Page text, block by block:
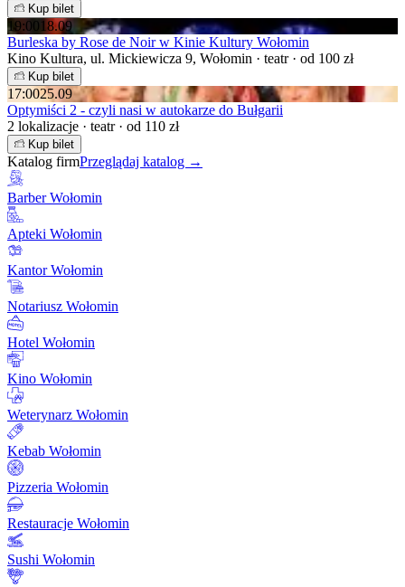
Kup bilet
19:00 18.09
Burleska by Rose de Noir w Kinie Kultury Wołomin
Kino Kultura, ul. Mickiewicza 9, Wołomin · teatr · od 100 zł
Kup bilet
17:0025.09
Optymiści 2 - czyli nasi w autokarze do Bułgarii
2 lokalizacje · teatr · od 110 zł
Kup bilet
Katalog firmPrzeglądaj katalog →
Barber Wołomin
Apteki Wołomin
Kantor Wołomin
Notariusz Wołomin
Hotel Wołomin
Kino Wołomin
Weterynarz Wołomin
Kebab Wołomin
Pizzeria Wołomin
Restauracje Wołomin
Sushi Wołomin